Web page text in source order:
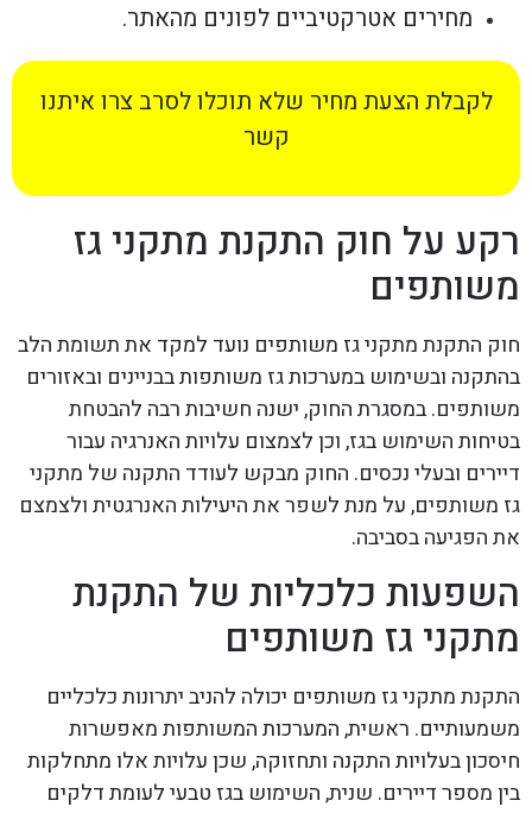
מחירים אטרקטיביים לפונים מהאתר.
לקבלת הצעת מחיר שלא תוכלו לסרב צרו איתנו
קשר
רקע על חוק התקנת מתקני גז
משותפים
חוק התקנת מתקני גז משותפים נועד למקד את תשומת הלב
בהתקנה ובשימוש במערכות גז משותפות בבניינים ובאזורים
משותפים. במסגרת החוק, ישנה חשיבות רבה להבטחת
בטיחות השימוש בגז, וכן לצמצום עלויות האנרגיה עבור
דיירים ובעלי נכסים. החוק מבקש לעודד התקנה של מתקני
גז משותפים, על מנת לשפר את היעילות האנרגטית ולצמצם
את הפגיעה בסביבה.
השפעות כלכליות של התקנת
מתקני גז משותפים
התקנת מתקני גז משותפים יכולה להניב יתרונות כלכליים
משמעותיים. ראשית, המערכות המשותפות מאפשרות
חיסכון בעלויות התקנה ותחזוקה, שכן עלויות אלו מתחלקות
בין מספר דיירים. שנית, השימוש בגז טבעי לעומת דלקים